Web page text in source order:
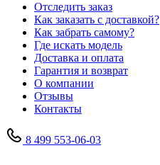
Отследить заказ
Как заказать с доставкой?
Как забрать самому?
Где искать модель
Доставка и оплата
Гарантия и возврат
О компании
Отзывы
Контакты
8 499 553-06-03